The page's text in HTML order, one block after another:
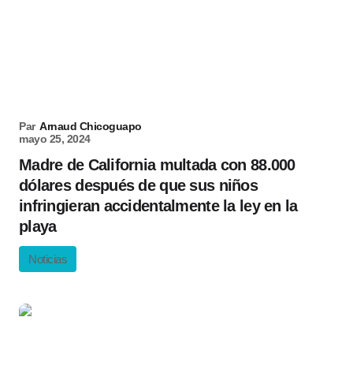
Par Arnaud Chicoguapo
mayo 25, 2024
Madre de California multada con 88.000
dólares después de que sus niños
infringieran accidentalmente la ley en la
playa
Noticias